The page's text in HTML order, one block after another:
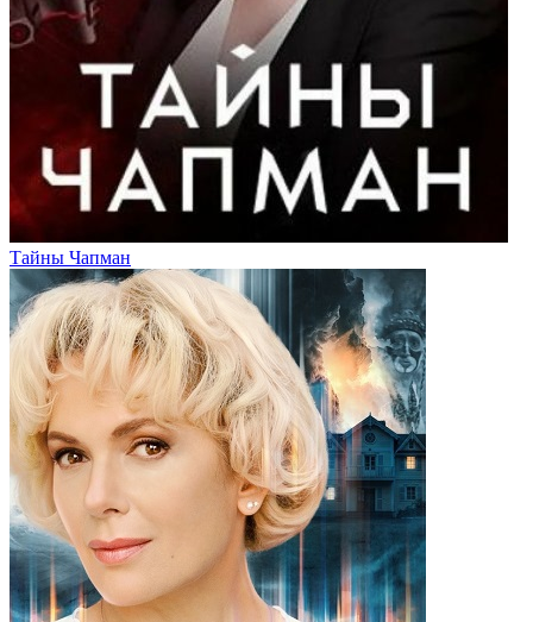
Тайны Чапман